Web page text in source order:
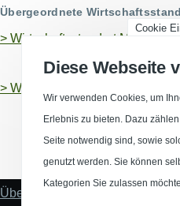
Übergeordnete
> Wirtschaftsstandort München,
> Wirtschaftsstandort Bayern
(Opens
Fußzeile
Über uns
Cookie
Diese Webseite
Wir verwenden Cookies, um
Erlebnis zu bieten. Dazu
Seite notwendig sind, sowie
genutzt werden. Sie können
Kategorien Sie zulassen